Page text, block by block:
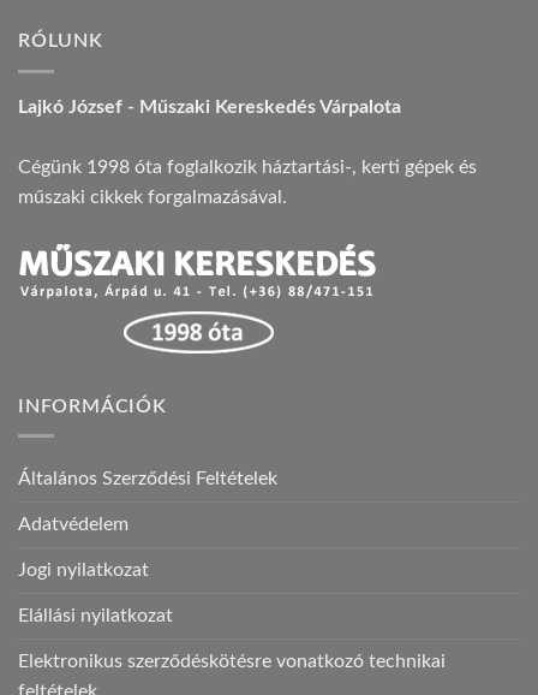
RÓLUNK
Lajkó József - Műszaki Kereskedés Várpalota
Cégünk 1998 óta foglalkozik háztartási-, kerti gépek és
műszaki cikkek forgalmazásával.
INFORMÁCIÓK
Általános Szerződési Feltételek
Adatvédelem
Jogi nyilatkozat
Elállási nyilatkozat
Elektronikus szerződéskötésre vonatkozó technikai